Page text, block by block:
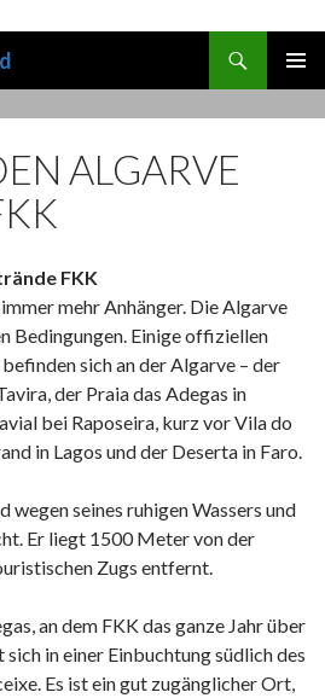
MENU
ALGARVE
FKK
mehr Anhänger. Die Algarve
Bedingungen. Einige offiziellen
sich an der Algarve – der
der Praia das Adegas in
bei Raposeira, kurz vor Vila do
in Lagos und der Deserta in Faro.
wegen seines ruhigen Wassers und
Er liegt 1500 Meter von der
Zugs entfernt.
an dem FKK das ganze Jahr über
in einer Einbuchtung südlich des
Es ist ein gut zugänglicher Ort,